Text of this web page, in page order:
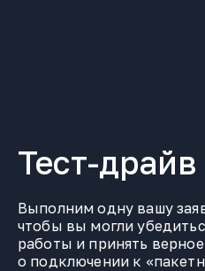
Тест-драйв
Выполним одну вашу
чтобы вы могли
работы и принять
о подключении к